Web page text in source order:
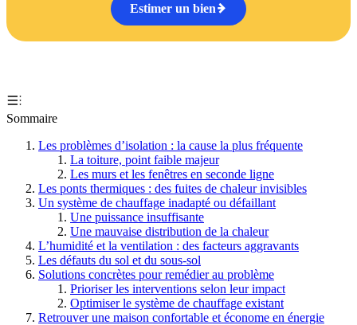
Estimer un bien
Sommaire
Les problèmes d’isolation : la cause la plus fréquente
La toiture, point faible majeur
Les murs et les fenêtres en seconde ligne
Les ponts thermiques : des fuites de chaleur invisibles
Un système de chauffage inadapté ou défaillant
Une puissance insuffisante
Une mauvaise distribution de la chaleur
L’humidité et la ventilation : des facteurs aggravants
Les défauts du sol et du sous-sol
Solutions concrètes pour remédier au problème
Prioriser les interventions selon leur impact
Optimiser le système de chauffage existant
Retrouver une maison confortable et économe en énergie